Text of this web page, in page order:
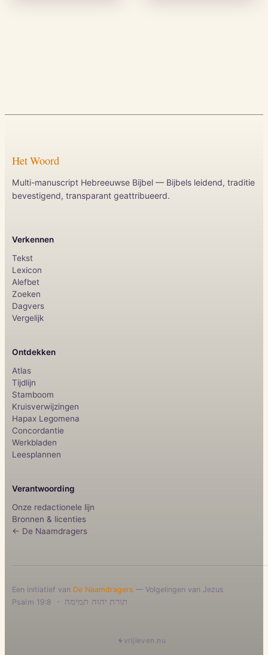
Het Woord
Multi-manuscript Hebreeuwse Bijbel — Bijbels leidend, traditie
bevestigend, transparant geattribueerd.
Verkennen
Tekst
Lexicon
Alefbet
Zoeken
Dagvers
Vergelijk
Ontdekken
Atlas
Tijdlijn
Stamboom
Kruisverwijzingen
Hapax Legomena
Concordantie
Werkbladen
Leesplannen
Verantwoording
Onze redactionele lijn
Bronnen & licenties
← De Naamdragers
Een initiatief van De Naamdragers — Volgelingen van Jezus
תורת יהוה תמימה ·
Psalm 19:8
vrijleven.nu